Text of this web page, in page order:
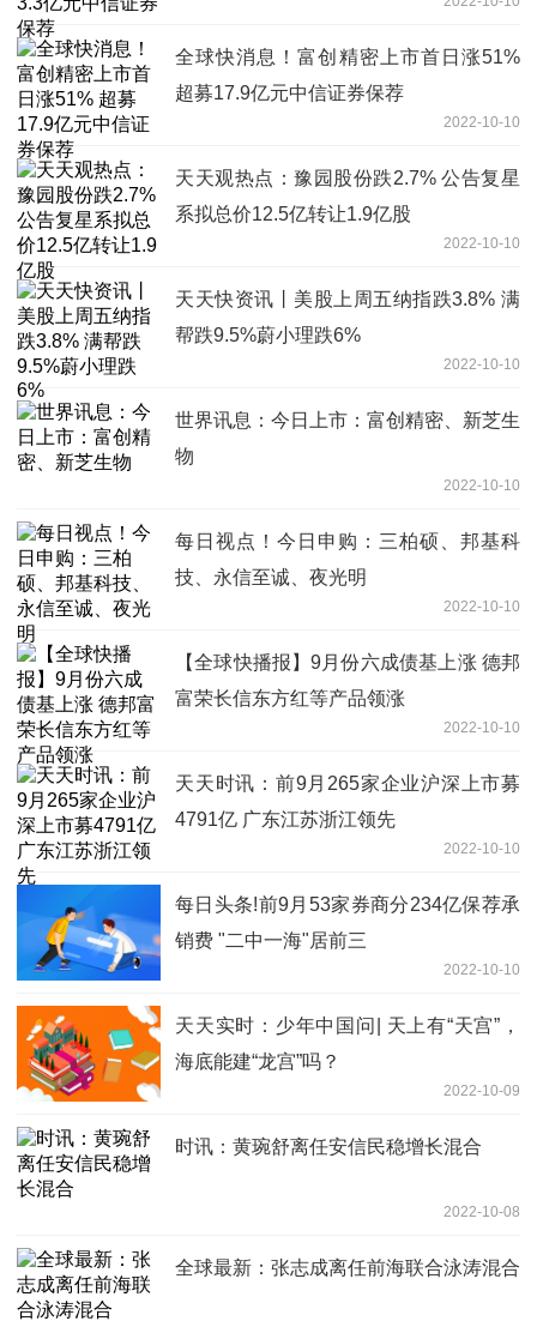
全球快消息！富创精密上市首日涨51%
超募17.9亿元中信证券保荐
2022-10-10
天天观热点：豫园股份跌2.7% 公告复星
系拟总价12.5亿转让1.9亿股
2022-10-10
天天快资讯丨美股上周五纳指跌3.8% 满
帮跌9.5%蔚小理跌6%
2022-10-10
世界讯息：今日上市：富创精密、新芝生
物
2022-10-10
每日视点！今日申购：三柏硕、邦基科
技、永信至诚、夜光明
2022-10-10
【全球快播报】9月份六成债基上涨 德邦
富荣长信东方红等产品领涨
2022-10-10
天天时讯：前9月265家企业沪深上市募
4791亿 广东江苏浙江领先
2022-10-10
每日头条!前9月53家券商分234亿保荐承
销费 "二中一海"居前三
2022-10-10
天天实时：少年中国问| 天上有“天宫”，
海底能建“龙宫”吗？
2022-10-09
时讯：黄琬舒离任安信民稳增长混合
2022-10-08
全球最新：张志成离任前海联合泳涛混合